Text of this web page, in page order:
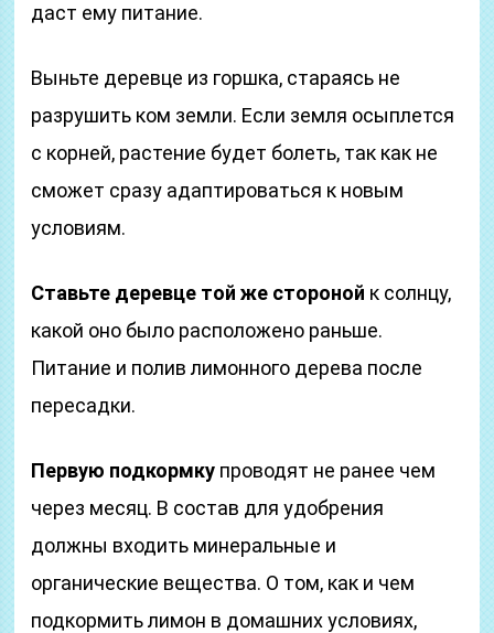
даст ему питание.
Выньте деревце из горшка, стараясь не
разрушить ком земли. Если земля осыплется
с корней, растение будет болеть, так как не
сможет сразу адаптироваться к новым
условиям.
Ставьте деревце той же стороной к солнцу,
какой оно было расположено раньше.
Питание и полив лимонного дерева после
пересадки.
Первую подкормку проводят не ранее чем
через месяц. В состав для удобрения
должны входить минеральные и
органические вещества. О том, как и чем
подкормить лимон в домашних условиях,